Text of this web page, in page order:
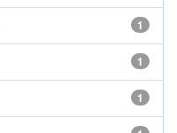
1
1
1